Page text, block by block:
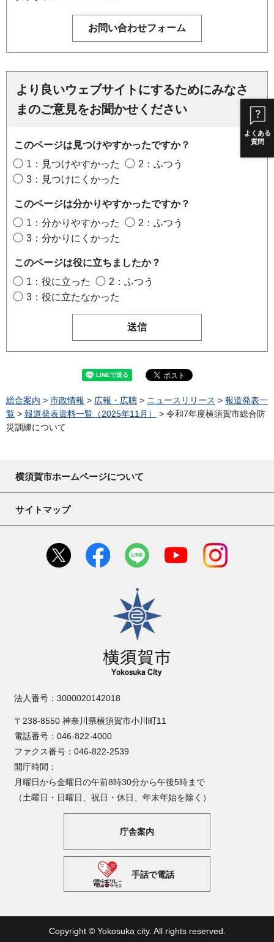
よくある
質問
より良いウェブサイトにするためにみなさ
まのご意見をお聞かせください
このページは見つけやすかったですか？
1：見つけやすかった
2：ふつう
3：見つけにくかった
このページは分かりやすかったですか？
1：分かりやすかった
2：ふつう
3：分かりにくかった
このページは役に立ちましたか？
1：役に立った
2：ふつう
3：役に立たなかった
総合案内 > 市政情報 > 広報・広聴 > ニュースリリース > 報道発表一
覧 > 報道発表資料一覧（2025年11月）
> 令和7年度横須賀市総合防
災訓練について
横須賀市ホームページについて
サイトマップ
横須賀市
法人番号：3000020142018
〒238-8550 神奈川県横須賀市小川町11
電話番号：046-822-4000
ファクス番号：046-822-2539
開庁時間：
月曜日から金曜日の午前8時30分から午後5時まで
（土曜日・日曜日、祝日・休日、年末年始を除く）
庁舎案内
手話で電話
Copyright © Yokosuka city. All rights reserved.